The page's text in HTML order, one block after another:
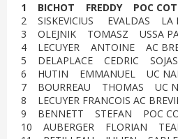
1 BICHOT FREDDY POC
2 SISKEVICIUS EVALDAS LA
3 OLEJNIK TOMASZ USSA
4 LECUYER ANTOINE AC
5 DELAPLACE CEDRIC
6 HUTIN EMMANUEL UC
7 BOURREAU THOMAS UC
8 LECUYER FRANCOIS AC
9 BENNETT STEFAN POC
10 AUBERGER FLORIAN